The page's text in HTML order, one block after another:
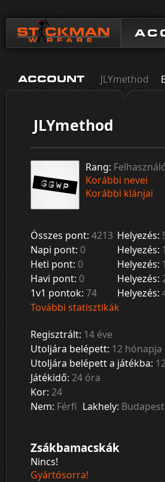
ACCOUNT JLYmethod
JLYmethod
Rang:
Korábbi nevei
Korábbi klánjai
Összes pont: 4213 Helyezés:
Napi pont: 0 Helyezés:
Heti pont: 0 Helyezés:
Havi pont: 0 Helyezés:
1v1 pontok: 74 Helyezés:
További statisztikák
Regisztrált: 14 éve
Utoljára belépett: 12 hónapja
Utoljára belépett a játékba:
Játékidő: 24 óra
Kor: 24
Nem: Férfi Lakhely: Budapest
Zsákbamacskák
Nincs!
Gyártósorra!